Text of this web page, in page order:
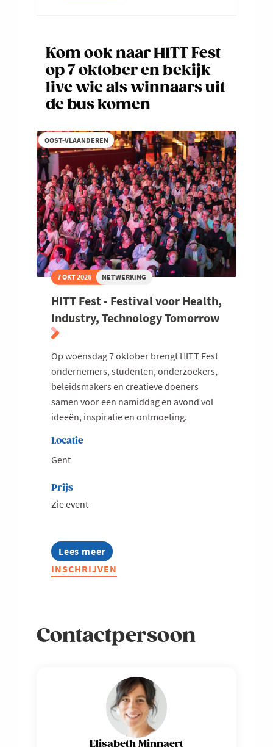
Kom ook naar HITT Fest
op 7 oktober en bekijk
live wie als winnaars uit
de bus komen
OOST-VLAANDEREN
7 OKT 2026 NETWERKING
HITT Fest - Festival voor Health,
Industry, Technology Tomorrow
Op woensdag 7 oktober brengt HITT Fest
ondernemers, studenten, onderzoekers,
beleidsmakers en creatieve doeners
samen voor een namiddag en avond vol
ideeën, inspiratie en ontmoeting.
Locatie
Gent
Prijs
Zie event
Lees meer
about
HITT
Fest
Industry,
Technology
INSCHRIJVEN
Contactpersoon
Elisabeth Minnaert